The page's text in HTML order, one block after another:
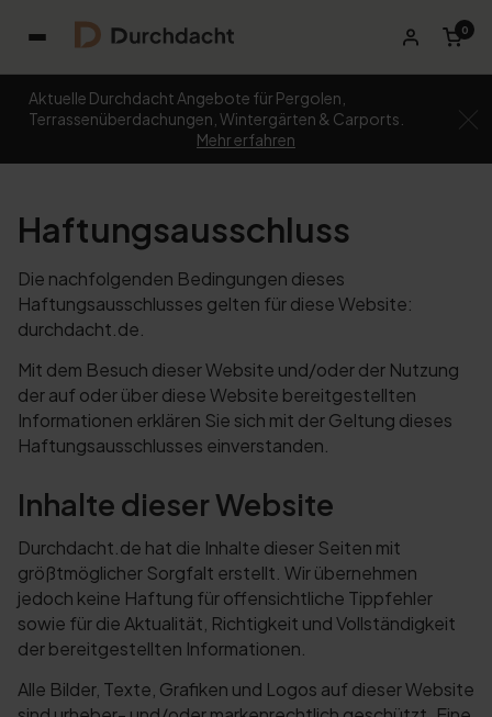
0
Aktuelle Durchdacht Angebote für Pergolen,
Terrassenüberdachungen, Wintergärten & Carports.
Mehr erfahren
Haftungsausschluss
Die nachfolgenden Bedingungen dieses
Haftungsausschlusses gelten für diese Website:
durchdacht.de.
Mit dem Besuch dieser Website und/oder der Nutzung
der auf oder über diese Website bereitgestellten
Informationen erklären Sie sich mit der Geltung dieses
Haftungsausschlusses einverstanden.
Inhalte dieser Website
Durchdacht.de hat die Inhalte dieser Seiten mit
größtmöglicher Sorgfalt erstellt. Wir übernehmen
jedoch keine Haftung für offensichtliche Tippfehler
sowie für die Aktualität, Richtigkeit und Vollständigkeit
der bereitgestellten Informationen.
Alle Bilder, Texte, Grafiken und Logos auf dieser Website